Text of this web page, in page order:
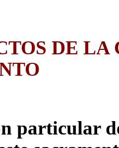
DE LA
particular